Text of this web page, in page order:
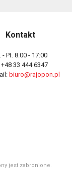
Kontakt
- Pt. 8:00 - 17:00
+48 33 444 6347
biuro@rajopon.pl
jest zabronione.